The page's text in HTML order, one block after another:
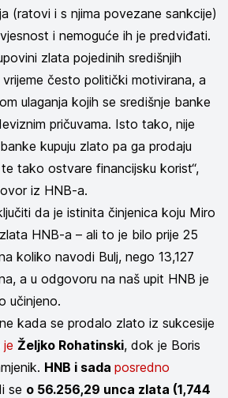
(ratovi i s njima povezane sankcije)
i nemoguće ih je predviđati.
zlata pojedinih središnjih
često politički motivirana, a
ulaganja kojih se središnje banke
pričuvama. Isto tako, nije
kupuju zlato pa ga prodaju
tako ostvare financijsku korist“,
iz HNB-a.
da je istinita činjenica koju Miro
HNB-a – ali to je bilo prije 25
koliko navodi Bulj, nego 13,127
a u odgovoru na naš upit HNB je
učinjeno.
kada se prodalo zlato iz sukcesije
je Željko Rohatinski, dok je Boris
HNB i sada posredno
se o 56.256,29 unca zlata (1,744